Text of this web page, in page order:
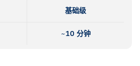
基础级
~10 分钟